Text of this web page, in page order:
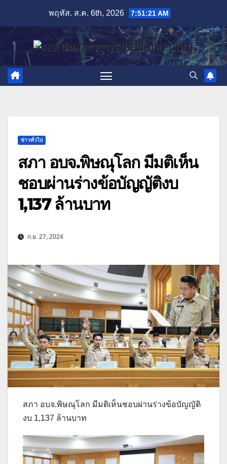
content
พฤหัส. ส.ค. 6th, 2026 7:51:22 AM
ข่าวทั่วไป
สภา อบจ.พิษณุโลก มีมติเห็น
ชอบผ่านร่างข้อบัญญัติงบ
1,137 ล้านบาท
ก.ย. 27, 2024
สภา อบจ.พิษณุโลก มีมติเห็นชอบผ่านร่างข้อบัญญัติ
งบ 1,137 ล้านบาท